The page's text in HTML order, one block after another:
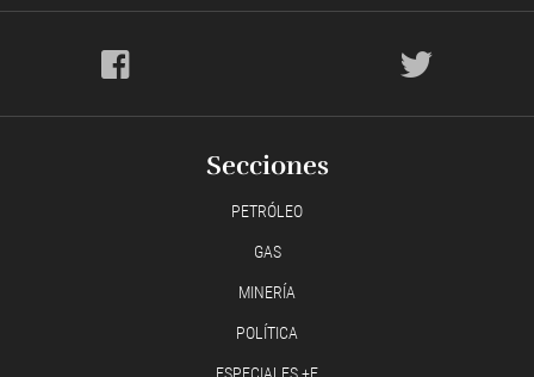
Secciones
PETRÓLEO
GAS
MINERÍA
POLÍTICA